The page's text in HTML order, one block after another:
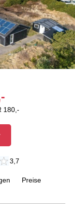
180,-
3,7
Preise